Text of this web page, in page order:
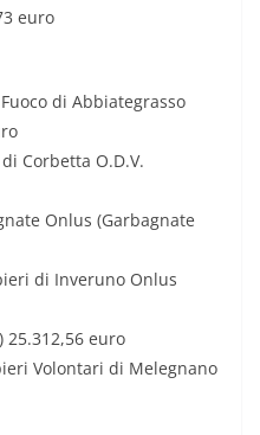
euro
di Abbiategrasso
Corbetta O.D.V.
Onlus (Garbagnate
di Inveruno Onlus
25.312,56 euro
Volontari di Melegnano